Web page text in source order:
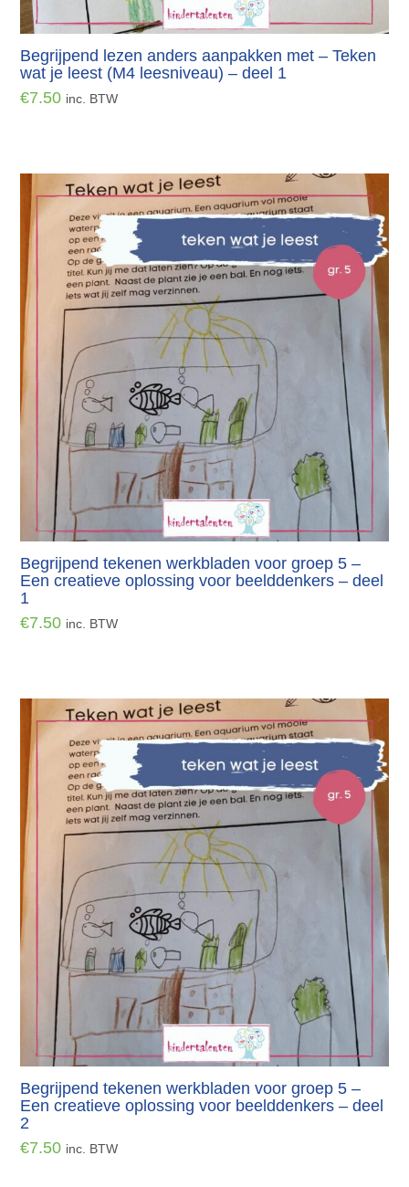
Begrijpend lezen anders aanpakken met – Teken
wat je leest (M4 leesniveau) – deel 1
€7.50 inc. BTW
Begrijpend tekenen werkbladen voor groep 5 –
Een creatieve oplossing voor beelddenkers – deel
1
€7.50 inc. BTW
Begrijpend tekenen werkbladen voor groep 5 –
Een creatieve oplossing voor beelddenkers – deel
2
€7.50 inc. BTW